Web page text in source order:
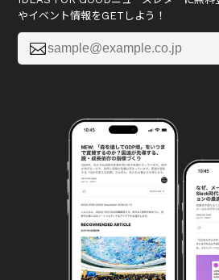
やイベント情報をGETしよう！
